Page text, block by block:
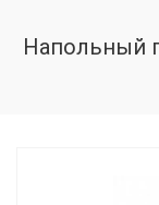
Напольный